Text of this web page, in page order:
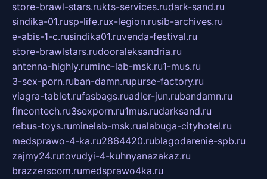
store-brawl-stars.rukts-services.rudark-sand.ru
sindika-01.rusp-life.rux-legion.rusib-archives.ru
e-abis-1-c.rusindika01.ruvenda-festival.ru
store-brawlstars.rudooraleksandria.ru
antenna-highly.rumine-lab-msk.ru1-mus.ru
3-sex-porn.ruban-damn.rupurse-factory.ru
viagra-tablet.rufasbags.ruadler-jun.rubandamn.ru
fincontech.ru3sexporn.ru1mus.rudarksand.ru
rebus-toys.ruminelab-msk.rualabuga-cityhotel.ru
medsprawo-4-ka.ru2864420.rublagodarenie-spb.ru
zajmy24.rutovudyi-4-kuhnyanazakaz.ru
brazzerscom.rumedsprawo4ka.ru